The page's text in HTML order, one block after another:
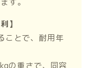
】
ことで、耐用年
の重さで、同容